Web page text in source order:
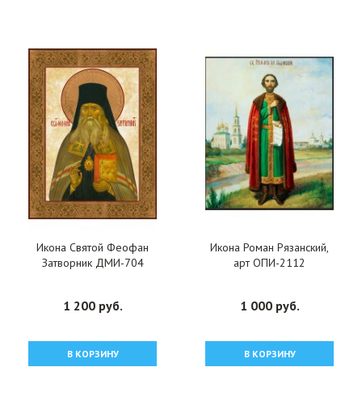
Икона Святой Феофан
Затворник ДМИ-704
1 200 руб.
В КОРЗИНУ
Икона Роман Рязанский,
арт ОПИ-2112
1 000 руб.
В КОРЗИНУ